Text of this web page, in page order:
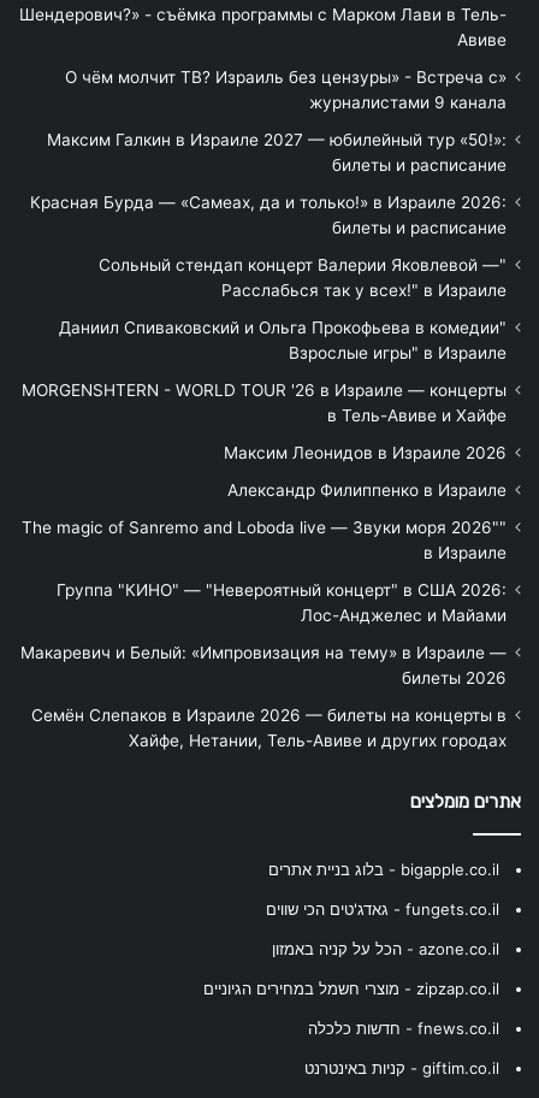
Шендерович?» - съёмка программы с Марком Лави в Тель-
Авиве
«О чём молчит ТВ? Израиль без цензуры» - Встреча с
журналистами 9 канала
Максим Галкин в Израиле 2027 — юбилейный тур «50!»:
билеты и расписание
Красная Бурда — «Самеах, да и только!» в Израиле 2026:
билеты и расписание
"Сольный стендап концерт Валерии Яковлевой —
Расслабься так у всех!" в Израиле
"Даниил Спиваковский и Ольга Прокофьева в комедии
Взрослые игры" в Израиле
MORGENSHTERN - WORLD TOUR '26 в Израиле — концерты
в Тель-Авиве и Хайфе
Максим Леонидов в Израиле 2026
Александр Филиппенко в Израиле
"The magic of Sanremo and Loboda live — Звуки моря 2026"
в Израиле
Группа "КИНО" — "Невероятный концерт" в США 2026:
Лос-Анджелес и Майами
Макаревич и Белый: «Импровизация на тему» в Израиле —
билеты 2026
Семён Слепаков в Израиле 2026 — билеты на концерты в
Хайфе, Нетании, Тель-Авиве и других городах
אתרים מומלצים
bigapple.co.il - בלוג בניית אתרים
fungets.co.il - גאדג'טים הכי שווים
azone.co.il - הכל על קניה באמזון
zipzap.co.il - מוצרי חשמל במחירים הגיוניים
fnews.co.il - חדשות כלכלה
giftim.co.il - קניות באינטרנט